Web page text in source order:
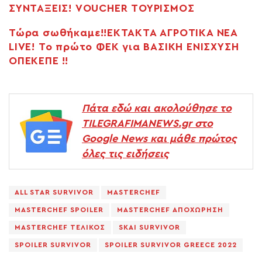
ΣΥΝΤΑΞΕΙΣ! VOUCHER ΤΟΥΡΙΣΜΟΣ
Τώρα σωθήκαμε!!ΕΚΤΑΚΤΑ ΑΓΡΟΤΙΚΑ ΝΕΑ
LIVE! Το πρώτο ΦΕΚ για ΒΑΣΙΚΗ ΕΝΙΣΧΥΣΗ
ΟΠΕΚΕΠΕ !!
Πάτα εδώ και ακολούθησε το
TILEGRAFIMANEWS.gr στο
Google News και μάθε πρώτος
όλες τις ειδήσεις
ALL STAR SURVIVOR MASTERCHEF
MASTERCHEF SPOILER MASTERCHEF ΑΠΟΧΩΡΗΣΗ
MASTERCHEF ΤΕΛΙΚΟΣ SKAI SURVIVOR
SPOILER SURVIVOR SPOILER SURVIVOR GREECE 2022